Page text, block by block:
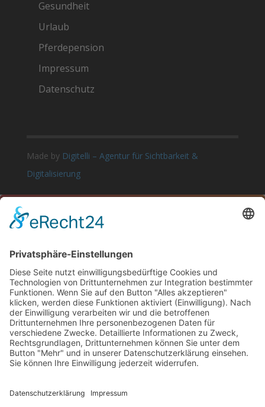
Gesundheit
Urlaub
Pferdepension
Impressum
Datenschutz
Made by Digitelli – Agentur für Sichtbarkeit &
Digitalisierung
LET’S TALK
815.555.5555
DONEC EUISMOD EU LIGULA
Get a Free Consultation With One
Of Our Experts